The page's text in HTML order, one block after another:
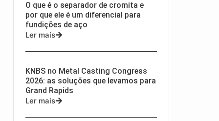
O que é o separador de cromita e
por que ele é um diferencial para
fundições de aço
Ler mais
KNBS no Metal Casting Congress
2026: as soluções que levamos para
Grand Rapids
Ler mais